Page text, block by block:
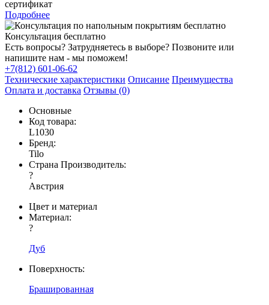
сертификат
Подробнее
Консультация бесплатно
Есть вопросы? Затрудняетесь в выборе? Позвоните или
напишите нам - мы поможем!
+7(812) 601-06-62
Технические характеристики Описание Преимущества
Оплата и доставка Отзывы (0)
Основные
Код товара:
L1030
Бренд:
Tilo
Страна Производитель:
?
Австрия
Цвет и материал
Материал:
?
Дуб
Поверхность:
Брашированная